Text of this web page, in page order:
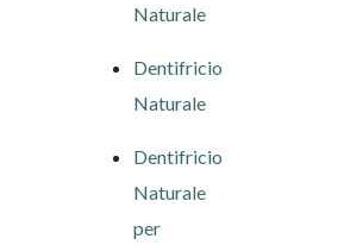
Naturale
Dentifricio
Naturale
Dentifricio
Naturale
per